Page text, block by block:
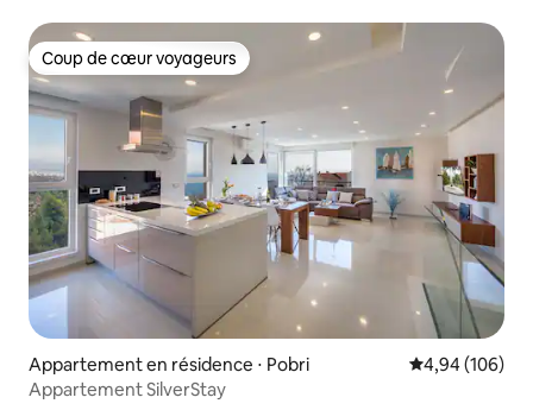
Coup de cœur voyageurs
Coup de cœur voyageurs
Appartement en résidence ⋅ Pobri Évaluation
4,94 (106)
Appartement SilverStay